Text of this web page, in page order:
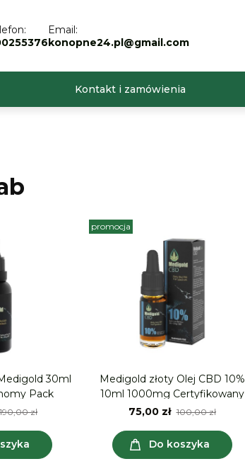
Email:
konopne24.pl@gmail.com
Kontakt i zamówienia
30ml
Economy Pack
190,00 zł
Medigold złoty Olej CBD 10%
10ml 1000mg Certyfikowany
75,00 zł 100,00 zł
Do koszyka
promocja